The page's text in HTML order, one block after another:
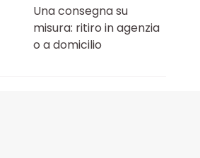
Una consegna su
misura: ritiro in agenzia
o a domicilio